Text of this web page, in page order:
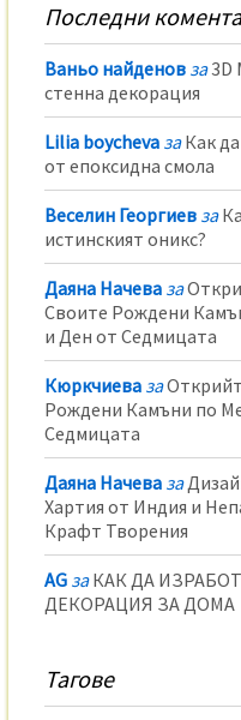
Последни
Ваньо найденов за3D
стенна декорация
Lilia boycheva за Как
от епоксидна смола
Веселин Георгиев за
истинският оникс?
Даяна Начева за
Своите Рождени
и Ден от Седмицата
Кюркчиева за
Рождени Камъни по
Седмицата
Даяна Начева за
Хартия от Индия и
Крафт Творения
AG за КАК ДА
ДЕКОРАЦИЯ ЗА ДОМА
Тагове